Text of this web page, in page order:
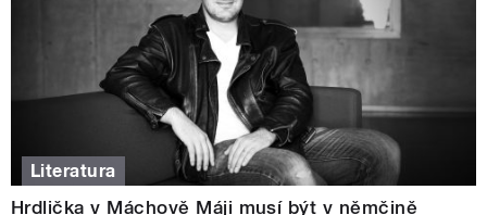
Literatura
Hrdlička v Máchově Máji musí být v němčině